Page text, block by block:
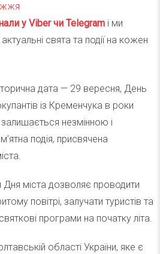
у Viber чи Telegram і ми
свята та події на кожен
дата — 29 вересня, День
із Кременчука в роки
залишається незмінною і
подія, присвячена
Дня міста дозволяє проводити
повітрі, залучати туристів та
програми на початку літа.
області України, яке є